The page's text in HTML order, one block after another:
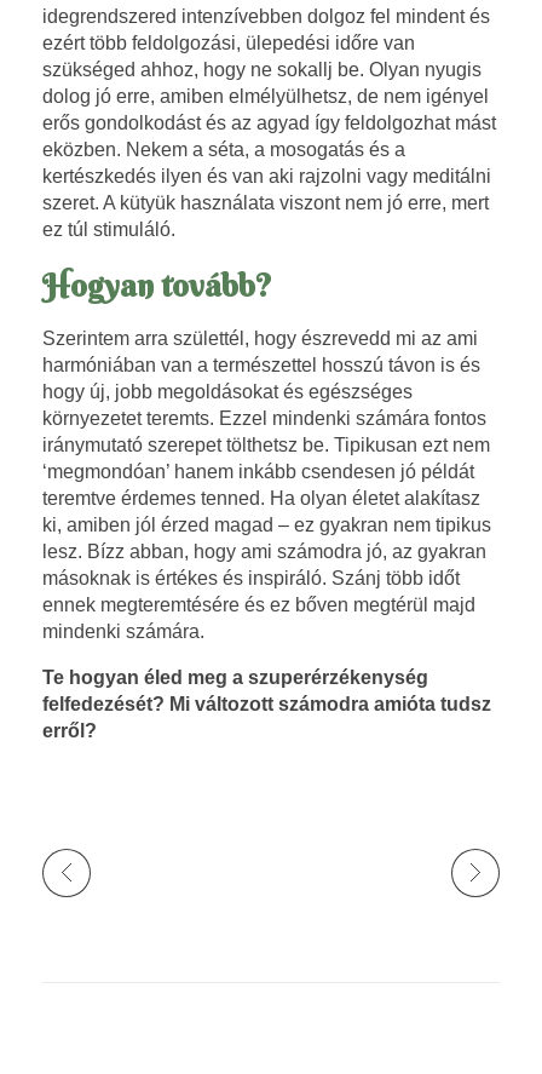
idegrendszered intenzívebben dolgoz fel mindent és
ezért több feldolgozási, ülepedési időre van
szükséged ahhoz, hogy ne sokallj be. Olyan nyugis
dolog jó erre, amiben elmélyülhetsz, de nem igényel
erős gondolkodást és az agyad így feldolgozhat mást
eközben. Nekem a séta, a mosogatás és a
kertészkedés ilyen és van aki rajzolni vagy meditálni
szeret. A kütyük használata viszont nem jó erre, mert
ez túl stimuláló.
Hogyan tovább?
Szerintem arra születtél, hogy észrevedd mi az ami
harmóniában van a természettel hosszú távon is és
hogy új, jobb megoldásokat és egészséges
környezetet teremts. Ezzel mindenki számára fontos
iránymutató szerepet tölthetsz be. Tipikusan ezt nem
‘megmondóan’ hanem inkább csendesen jó példát
teremtve érdemes tenned. Ha olyan életet alakítasz
ki, amiben jól érzed magad – ez gyakran nem tipikus
lesz. Bízz abban, hogy ami számodra jó, az gyakran
másoknak is értékes és inspiráló. Szánj több időt
ennek megteremtésére és ez bőven megtérül majd
mindenki számára.
Te hogyan éled meg a szuperérzékenység
felfedezését? Mi változott számodra amióta tudsz
erről?